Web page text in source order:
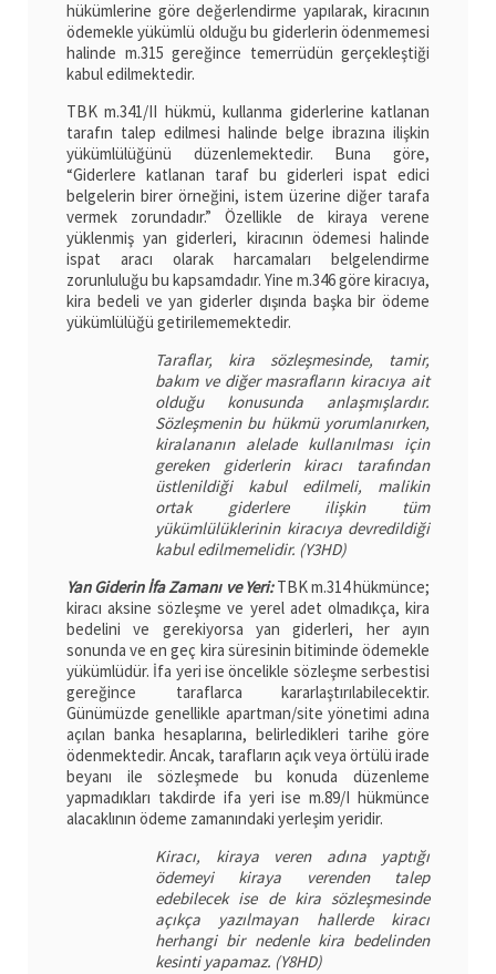
hükümlerine göre değerlendirme yapılarak, kiracının
ödemekle yükümlü olduğu bu giderlerin ödenmemesi
halinde m.315 gereğince temerrüdün gerçekleştiği
kabul edilmektedir.
TBK m.341/II hükmü, kullanma giderlerine katlanan
tarafın talep edilmesi halinde belge ibrazına ilişkin
yükümlülüğünü düzenlemektedir. Buna göre,
“Giderlere katlanan taraf bu giderleri ispat edici
belgelerin birer örneğini, istem üzerine diğer tarafa
vermek zorundadır.” Özellikle de kiraya verene
yüklenmiş yan giderleri, kiracının ödemesi halinde
ispat aracı olarak harcamaları belgelendirme
zorunluluğu bu kapsamdadır. Yine m.346 göre kiracıya,
kira bedeli ve yan giderler dışında başka bir ödeme
yükümlülüğü getirilememektedir.
Taraflar, kira sözleşmesinde, tamir,
bakım ve diğer masrafların kiracıya ait
olduğu konusunda anlaşmışlardır.
Sözleşmenin bu hükmü yorumlanırken,
kiralananın alelade kullanılması için
gereken giderlerin kiracı tarafından
üstlenildiği kabul edilmeli, malikin
ortak giderlere ilişkin tüm
yükümlülüklerinin kiracıya devredildiği
kabul edilmemelidir. (Y3HD)
Yan Giderin İfa Zamanı ve Yeri:TBK m.314 hükmünce;
kiracı aksine sözleşme ve yerel adet olmadıkça, kira
bedelini ve gerekiyorsa yan giderleri, her ayın
sonunda ve en geç kira süresinin bitiminde ödemekle
yükümlüdür. İfa yeri ise öncelikle sözleşme serbestisi
gereğince taraflarca kararlaştırılabilecektir.
Günümüzde genellikle apartman/site yönetimi adına
açılan banka hesaplarına, belirledikleri tarihe göre
ödenmektedir. Ancak, tarafların açık veya örtülü irade
beyanı ile sözleşmede bu konuda düzenleme
yapmadıkları takdirde ifa yeri ise m.89/I hükmünce
alacaklının ödeme zamanındaki yerleşim yeridir.
Kiracı, kiraya veren adına yaptığı
ödemeyi kiraya verenden talep
edebilecek ise de kira sözleşmesinde
açıkça yazılmayan hallerde kiracı
herhangi bir nedenle kira bedelinden
kesinti yapamaz. (Y8HD)